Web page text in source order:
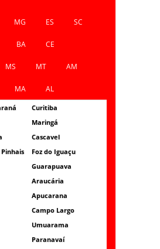
MG ES SC
BA CE
MS MT AM
MA AL
Curitiba
Maringá
Cascavel
Pinhais
Foz do Iguaçu
Guarapuava
Araucária
Apucarana
Campo Largo
Umuarama
Paranavaí